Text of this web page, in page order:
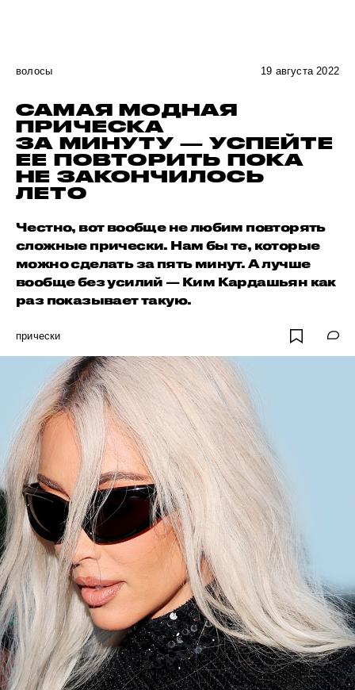
волосы 19 августа 2022
САМАЯ МОДНАЯ
ПРИЧЕСКА
ЗА МИНУТУ — УСПЕЙТЕ
ЕЕ ПОВТОРИТЬ ПОКА
НЕ ЗАКОНЧИЛОСЬ
ЛЕТО
Честно, вот вообще не любим повторять
сложные прически. Нам бы те, которые
можно сделать за пять минут. А лучше
вообще без усилий — Ким Кардашьян как
раз показывает такую.
прически